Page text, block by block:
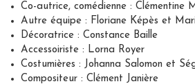
Co-autrice, comédienne : Clémentine
Autre équipe : Floriane Képès et
Décoratrice : Constance Baille
Accessoiriste : Lorna Royer
Costumières : Johanna Salomon et
Compositeur : Clément Janière